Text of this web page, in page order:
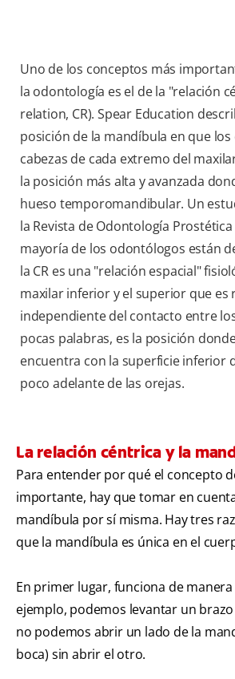
Uno de los conceptos más
la odontología es el de la "relación
relation, CR). Spear Education
posición de la mandíbula en que los
cabezas de cada extremo del
la posición más alta y avanzada
hueso temporomandibular. Un
la Revista de Odontología
mayoría de los odontólogos están
la CR es una "relación espacial"
maxilar inferior y el superior que es
independiente del contacto entre
pocas palabras, es la posición
encuentra con la superficie inferior
poco adelante de las orejas.
La relación céntrica y la
Para entender por qué el concepto
importante, hay que tomar en
mandíbula por sí misma. Hay tres
que la mandíbula es única en el
En primer lugar, funciona de
ejemplo, podemos levantar un brazo
no podemos abrir un lado de la
boca) sin abrir el otro.